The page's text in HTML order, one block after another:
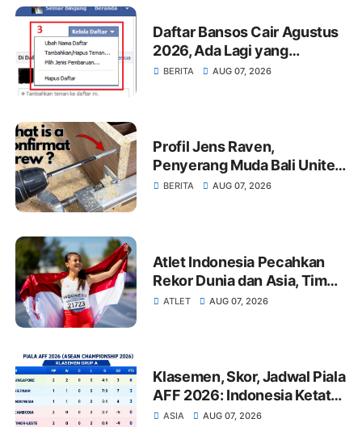
Daftar Bansos Cair Agustus
2026, Ada Lagi yang
Dibagikan Khusus Bulan Ini
BERITA AUG 07, 2026
Profil Jens Raven,
Penyerang Muda Bali United
yang Cetak Nama di Timnas
BERITA AUG 07, 2026
Atlet Indonesia Pecahkan
Rekor Dunia dan Asia, Tim
Para Atletik Bawa 16 Medali
ATLET AUG 07, 2026
Klasemen, Skor, Jadwal Piala
AFF 2026: Indonesia Ketat
Lawan Vietnam, Singapura
ASIA AUG 07, 2026